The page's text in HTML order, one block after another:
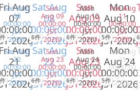
Fri Aug
07
2026
Sat Aug
08
00:00:00
JST
2026/
Sat Aug
08
00:00:00
JST 2026
6件
Sun
Aug 09
00:00:00
JST
2026/
Sun
Aug 09
00:00:00
JST 2026
6件
Mon
Aug 10
00:00:00
JST
2026/
Mon
Aug 10
00:00:00
JST 2026
5件
Tue Aug
11
00:00:00
JST
2026/
Fri Aug
21
2026
Sat Aug
22
00:00:00
JST
2026/
Sat Aug
22
00:00:00
JST 2026
6件
Sun
Aug 23
00:00:00
JST
2026/
Sun
Aug 23
00:00:00
JST 2026
6件
Mon
Aug 24
00:00:00
JST
2026/
Mon
Aug 24
00:00:00
JST 2026
5件
Tue Aug
25
00:00:00
JST
2026/